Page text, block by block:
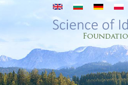
Mergi la conţinutul principal